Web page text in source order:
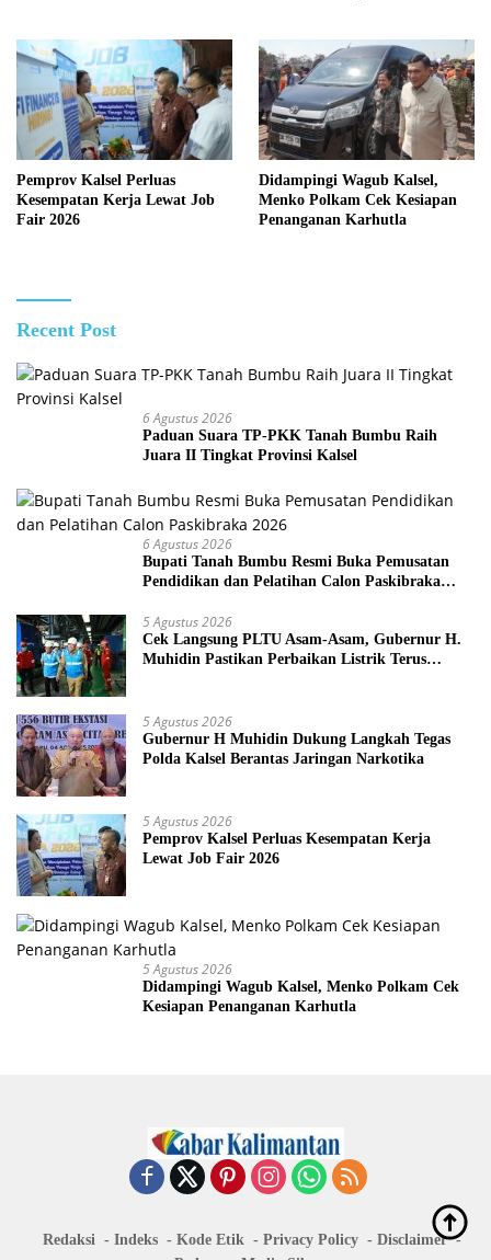
Pemprov Kalsel Perluas
Kesempatan Kerja Lewat Job
Fair 2026
Didampingi Wagub Kalsel,
Menko Polkam Cek Kesiapan
Penanganan Karhutla
Recent Post
6 Agustus 2026
Paduan Suara TP-PKK Tanah Bumbu Raih
Juara II Tingkat Provinsi Kalsel
6 Agustus 2026
Bupati Tanah Bumbu Resmi Buka Pemusatan
Pendidikan dan Pelatihan Calon Paskibraka
5 Agustus 2026
Cek Langsung PLTU Asam-Asam, Gubernur H.
Muhidin Pastikan Perbaikan Listrik Terus
5 Agustus 2026
Gubernur H Muhidin Dukung Langkah Tegas
Polda Kalsel Berantas Jaringan Narkotika
5 Agustus 2026
Pemprov Kalsel Perluas Kesempatan Kerja
Lewat Job Fair 2026
5 Agustus 2026
Didampingi Wagub Kalsel, Menko Polkam Cek
Kesiapan Penanganan Karhutla
Redaksi Indeks Kode Etik Privacy Policy
Disclaimer